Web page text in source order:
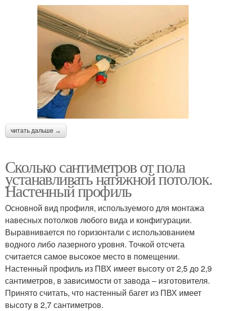
читать дальше →
Сколько сантиметров от пола
устанавливать натяжной потолок.
Настенный профиль
Основной вид профиля, используемого для монтажа
навесных потолков любого вида и конфигурации.
Выравнивается по горизонтали с использованием
водного либо лазерного уровня. Точкой отсчета
считается самое высокое место в помещении.
Настенный профиль из ПВХ имеет высоту от 2,5 до 2,9
сантиметров, в зависимости от завода – изготовителя.
Принято считать, что настенный багет из ПВХ имеет
высоту в 2,7 сантиметров.